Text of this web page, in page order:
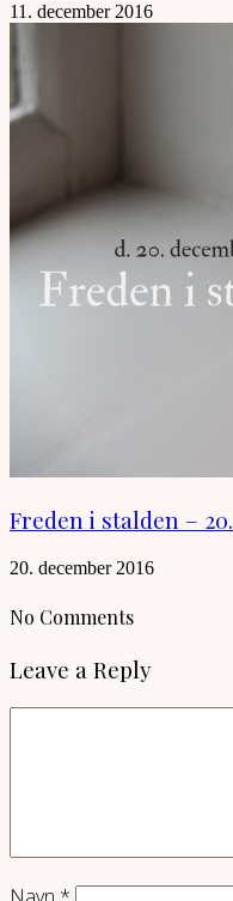
11. december 2016
Freden i stalden – 20.
20. december 2016
No Comments
Leave a Reply